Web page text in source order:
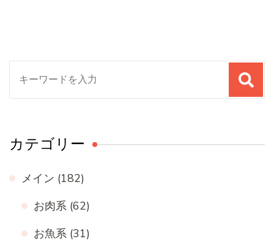
カテゴリー
メイン (182)
お肉系 (62)
お魚系 (31)